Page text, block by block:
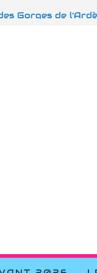
la manche
Gorges de
les Bains
Vins sur Caramy